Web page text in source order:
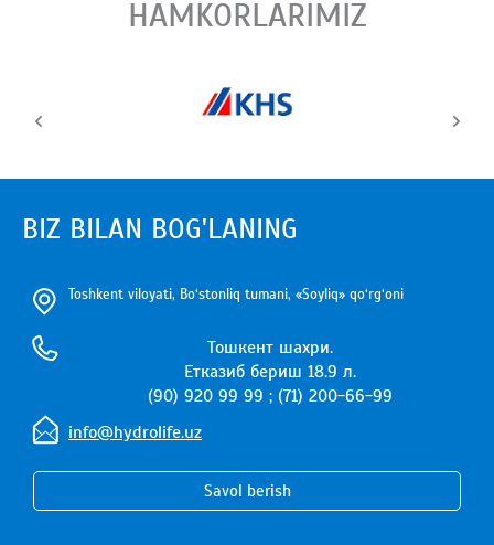
HAMKORLARIMIZ
BIZ BILAN BOG'LANING
Toshkent viloyati, Bo‘stonliq tumani, «Soyliq» qo‘rg‘oni
Тошкент шахри.
Етказиб бериш 18.9 л.
(90) 920 99 99 ; (71) 200-66-99
info@hydrolife.uz
Savol berish